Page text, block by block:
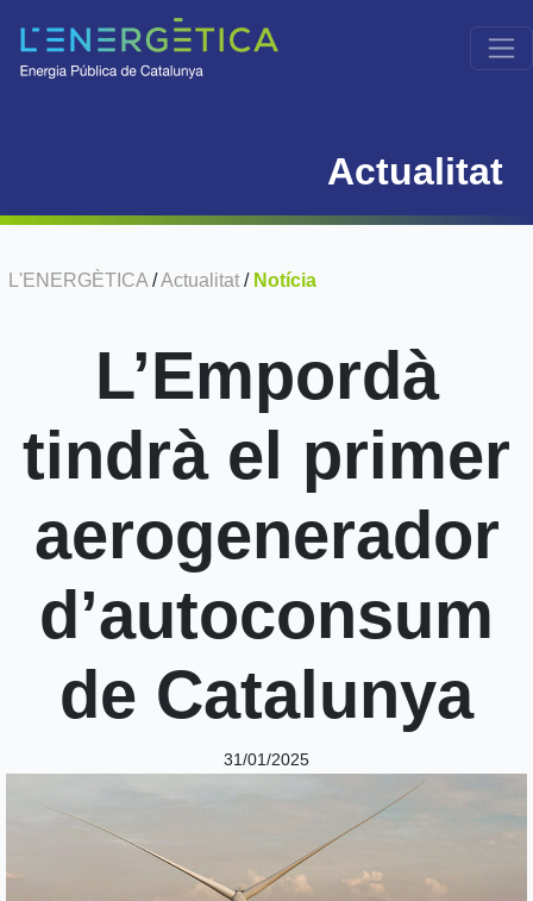
Actualitat
L'ENERGÈTICA /Actualitat / Notícia
L’Empordà
tindrà el primer
aerogenerador
d’autoconsum
de Catalunya
31/01/2025